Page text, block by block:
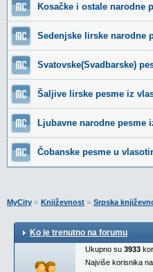
Kosačke i ostale narodne
Sedenjske lirske narodne
Svatovske(Svadbarske)
Šaljive lirske pesme iz
Ljubavne narodne pesme
Čobanske pesme u
MyCity » Književnost » Srpska
Ko je trenutno na forumu
Ukupno su 3933
Najviše korisnika